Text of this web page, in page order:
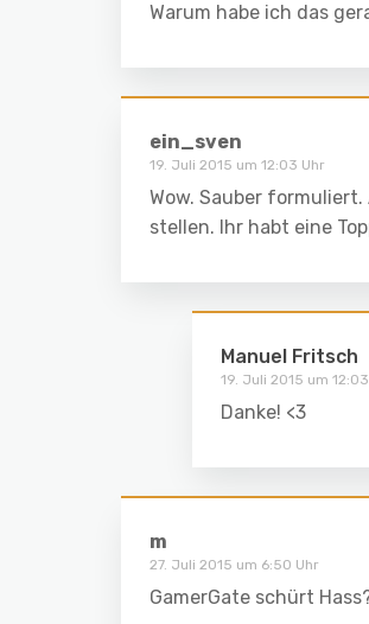
Warum habe ich das
ein_sven
19. Juli 2015 um 12:03 Uhr
Wow. Sauber
stellen. Ihr habt eine
Manuel Fritsch
19. Juli 2015 um
Danke! <3
m
27. Juli 2015 um 6:50 Uhr
GamerGate schürt